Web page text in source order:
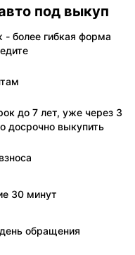
под выкуп
более гибкая форма
до 7 лет, уже через 3
досрочно выкупить
30 минут
обращения